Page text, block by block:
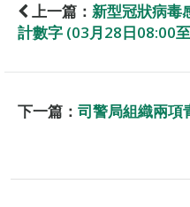
上一篇： 新型冠狀病毒
計數字 (03月28日08:00
下一篇： 司警局組織兩項